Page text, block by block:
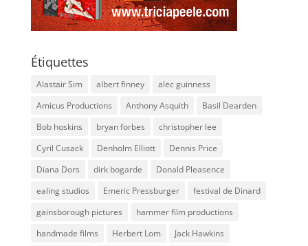
Étiquettes
Alastair Sim albert finney
alec guinness
Amicus Productions
Anthony Asquith
Basil Dearden
Bob hoskins
bryan forbes
christopher lee
Cyril Cusack
Denholm Elliott
Dennis Price
Diana Dors
dirk bogarde
Donald Pleasence
ealing studios
Emeric Pressburger
festival de Dinard
gainsborough pictures
hammer film productions
handmade films
Herbert Lom
Jack Hawkins